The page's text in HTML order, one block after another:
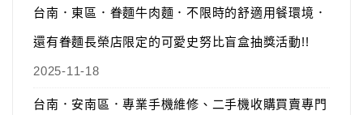
台南．東區．眷麵牛肉麵．不限時的舒適用餐環境．
還有眷麵長榮店限定的可愛史努比盲盒抽獎活動!!
2025-11-18
台南．安南區．專業手機維修、二手機收購買賣專門